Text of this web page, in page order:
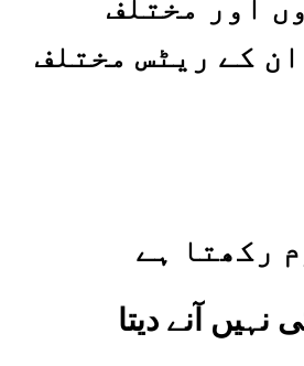
اور مختلف
کے ریٹس مختلف
رکھتا ہے
آنے دیتا